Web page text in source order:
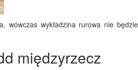
wówczas wykładzina rurowa nie będzie
międzyrzecz